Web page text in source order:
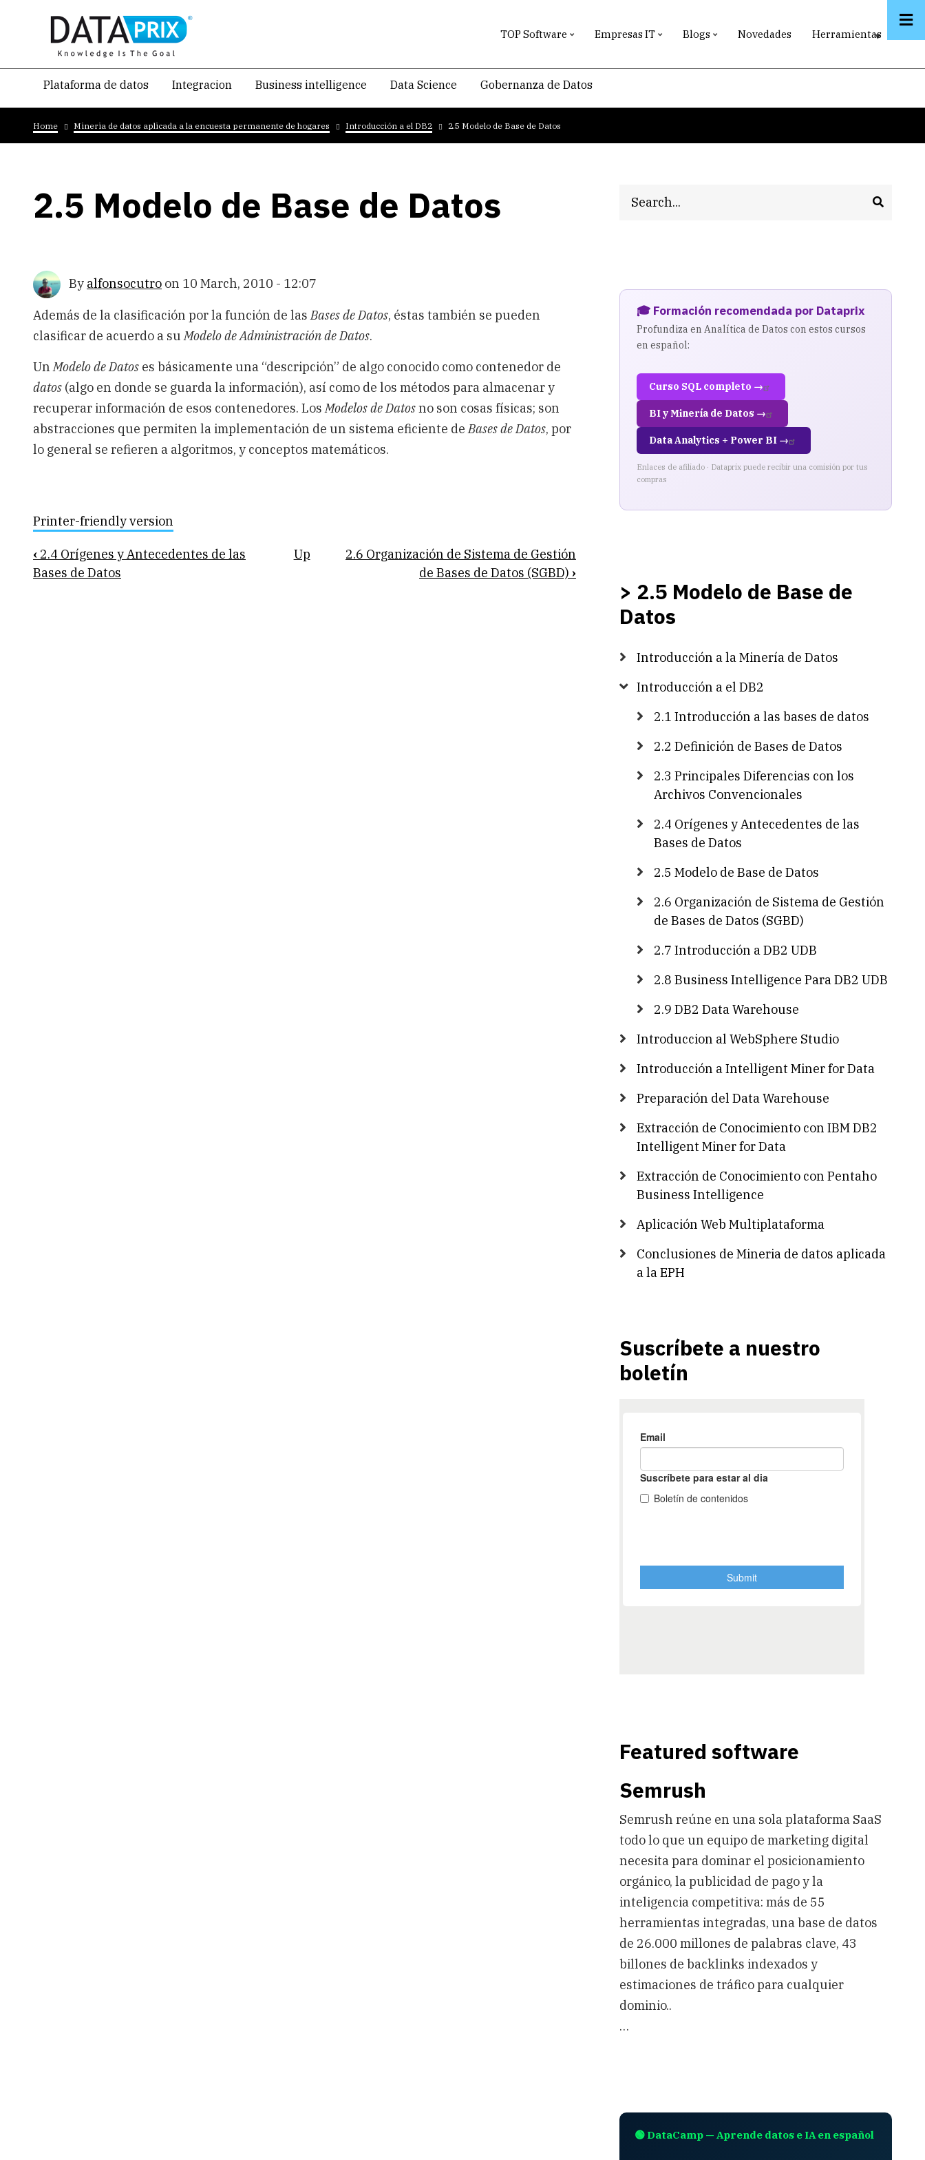
content
TOP Software Empresas IT Blogs Novedades Herramientas
Navegacion
temática
principal
Plataforma de datos Integracion Business intelligence Data Science Gobernanza de Datos
Breadcrumb
Home Mineria de datos aplicada a la encuesta permanente de hogares Introducción a el DB2 2.5 Modelo de Base de Datos
2.5 Modelo de Base de Datos
By alfonsocutro on 10 March, 2010 - 12:07
Además de la clasificación por la función de lasBases de Datos, éstas también se pueden
clasificar de acuerdo a suModelo de Administración de Datos.
UnModelo de Datos es básicamente una “descripción” de algo conocido como contenedor de
datos (algo en donde se guarda la información), así como de los métodos para almacenar y
recuperar información de esos contenedores. LosModelos de Datosno son cosas físicas; son
abstracciones que permiten la implementación de un sistema eficiente deBases de Datos, por
lo general se refieren a algoritmos, y conceptos matemáticos.
Printer-friendly version
Book
traversal
‹ 2.4 Orígenes y Antecedentes de las
Bases de Datos
Up
2.6 Organización de Sistema de Gestión
de Bases de Datos (SGBD) ›
🎓 Formación recomendada por Dataprix
Profundiza en Analítica de Datos con estos cursos
en español:
Curso SQL completo →
BI y Minería de Datos →
Data Analytics + Power BI →
Enlaces de afiliado · Dataprix puede recibir una comisión por tus
compras
> 2.5 Modelo de Base de
Datos
Introducción a la Minería de Datos
Introducción a el DB2
2.1 Introducción a las bases de datos
2.2 Definición de Bases de Datos
2.3 Principales Diferencias con los
Archivos Convencionales
2.4 Orígenes y Antecedentes de las
Bases de Datos
2.5 Modelo de Base de Datos
2.6 Organización de Sistema de Gestión
de Bases de Datos (SGBD)
2.7 Introducción a DB2 UDB
2.8 Business Intelligence Para DB2 UDB
2.9 DB2 Data Warehouse
Introduccion al WebSphere Studio
Introducción a Intelligent Miner for Data
Preparación del Data Warehouse
Extracción de Conocimiento con IBM DB2
Intelligent Miner for Data
Extracción de Conocimiento con Pentaho
Business Intelligence
Aplicación Web Multiplataforma
Conclusiones de Mineria de datos aplicada
a la EPH
Suscríbete a nuestro
boletín
Featured software
Semrush
Semrush reúne en una sola plataforma SaaS
todo lo que un equipo de marketing digital
necesita para dominar el posicionamiento
orgánico, la publicidad de pago y la
inteligencia competitiva: más de 55
herramientas integradas, una base de datos
de 26.000 millones de palabras clave, 43
billones de backlinks indexados y
estimaciones de tráfico para cualquier
dominio..
…
🟢 DataCamp — Aprende datos e IA en español